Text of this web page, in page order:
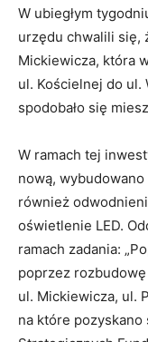
W ubiegłym
urzędu chwalili się,
Mickiewicza, która
ul. Kościelnej do ul.
spodobało się
W ramach tej
nową,
również
oświetlenie LED.
ramach zadania:
poprzez
ul. Mickiewicza, ul.
na które